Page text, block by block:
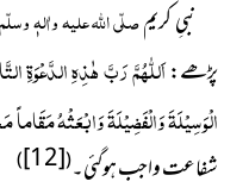
نبیِ کریمصلّی اللہ علیہ واٰلہٖ وسلّم
پڑھے:اَللّٰھُمَّ رَبَّ ھٰذِہِ الدَّعْوَۃِ
الْوَسِیْلَۃَ وَالْفَضِیْلَۃَ وَابْعَثْہُ مَقَاماً
شفاعت واجب ہوگئی۔(
[12]
)